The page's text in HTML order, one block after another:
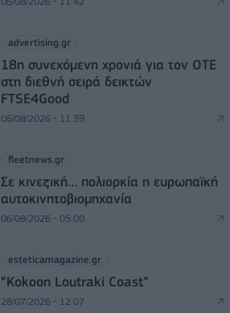
advertising.gr
18η συνεχόμενη χρονιά για τον ΟΤΕ
στη διεθνή σειρά δεικτών
FTSE4Good
06/08/2026 - 11:39
fleetnews.gr
Σε κινεζική… πολιορκία η ευρωπαϊκή
αυτοκινητοβιομηχανία
06/08/2026 - 05:00
esteticamagazine.gr
“Kokoon Loutraki Coast”
28/07/2026 - 12:07